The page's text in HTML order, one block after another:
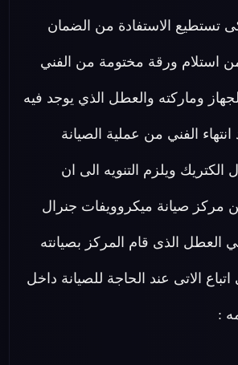
تستطيع الاستفادة من الضمان
من استلام ورقة مختومة من الفني
وماركته والعطل الذي يوجد فيه
الفني من عملية الصيانة
الكتريك ويلزم التنويه الى ان
مركز صيانة ميكروويفات جنرال
العطل الذى قام المركز بصيانته
الاتى عند الحاجة للصيانة داخل
: